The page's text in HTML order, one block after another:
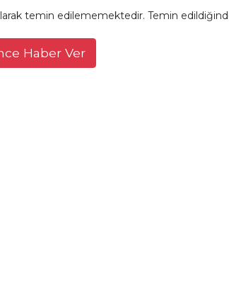
temin edilememektedir. Temin
Haber Ver